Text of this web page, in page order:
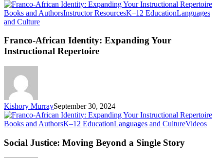
Books and AuthorsInstructor ResourcesK–12 EducationLanguages
and CultureFranco-
Identity:
Expanding
Your
Franco-African Identity: Expanding Your
Instructional Repertoire
Kishory MurraySeptember 30, 2024
Books and AuthorsK–12 EducationLanguages and CultureVideos
Social Justice: Moving Beyond a Single Story